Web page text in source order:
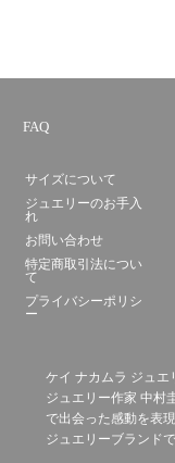
FAQ
サイズについて
ジュエリーのお手入
れ
お問い合わせ
特定商取引法につい
て
プライバシーポリシ
ー
ケイ ナカムラ ジュエ
ジュエリー作家 中村
で出会った感動を表
ジュエリーブランドで